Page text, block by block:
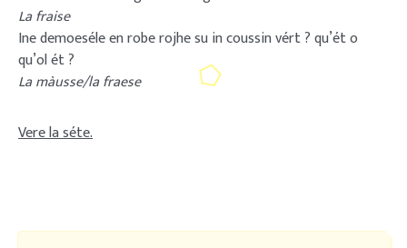
La fraise
Ine demoeséle en robe rojhe su in coussin vért ? qu’ét o
qu’ol ét ?
La màusse/la fraese
Vere la séte.